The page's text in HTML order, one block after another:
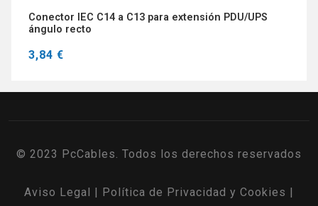
Conector IEC C14 a C13 para extensión PDU/UPS
ángulo recto
3,84 €
© 2023 PcCables. Todos los derechos reservados
Aviso Legal Política de Privacidad y Cookies